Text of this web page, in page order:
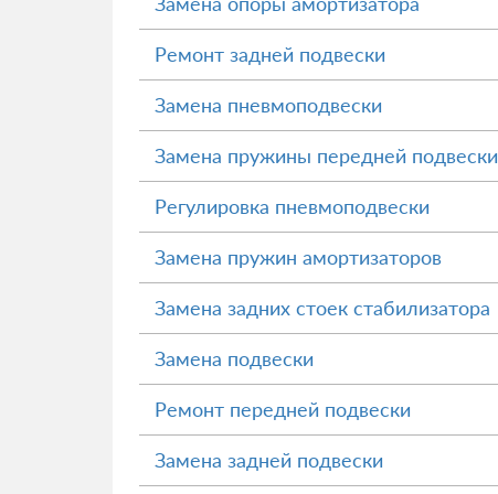
Ремонт задней подвески
Замена пневмоподвески
Замена пружины передней подвески
Регулировка пневмоподвески
Замена пружин амортизаторов
Замена задних стоек стабилизатора
Замена подвески
Ремонт передней подвески
Замена задней подвески